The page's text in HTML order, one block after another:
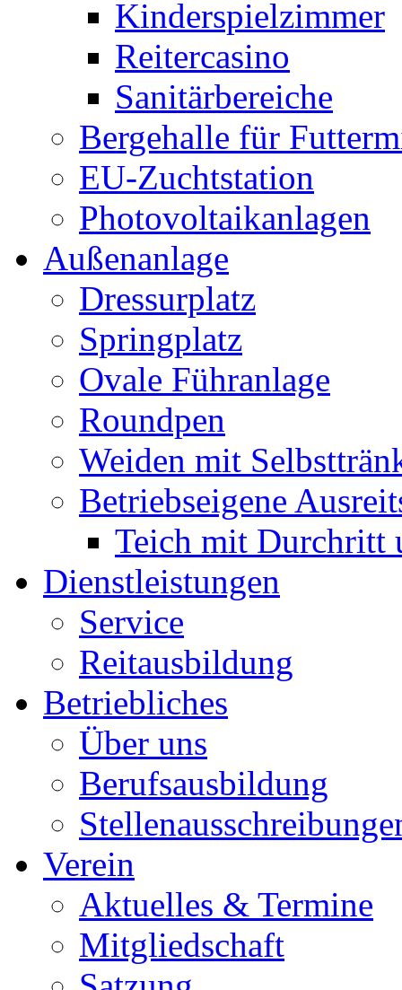
Kinderspielzimmer
Reitercasino
Sanitärbereiche
Bergehalle für
EU-Zuchtstation
Photovoltaikanlagen
Außenanlage
Dressurplatz
Springplatz
Ovale Führanlage
Roundpen
Weiden mit
Betriebseigene
Teich mit Durchritt
Dienstleistungen
Service
Reitausbildung
Betriebliches
Über uns
Berufsausbildung
Verein
Aktuelles & Termine
Mitgliedschaft